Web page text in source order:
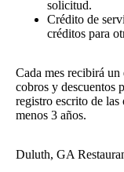
solicitud.
Crédito de
créditos para
Cada mes recibirá
cobros y descuentos
registro escrito de
menos 3 años.
Duluth, GA